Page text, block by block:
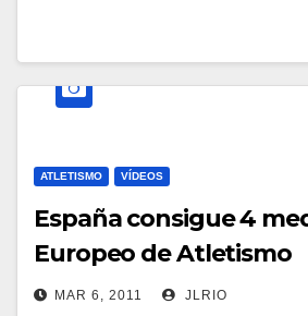
ATLETISMO VÍDEOS
España consigue 4
Europeo de Atletismo
MAR 6, 2011 JLRIO